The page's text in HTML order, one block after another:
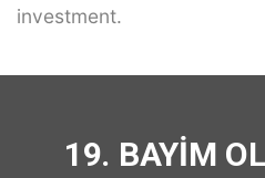
investment.
19. BAYİM